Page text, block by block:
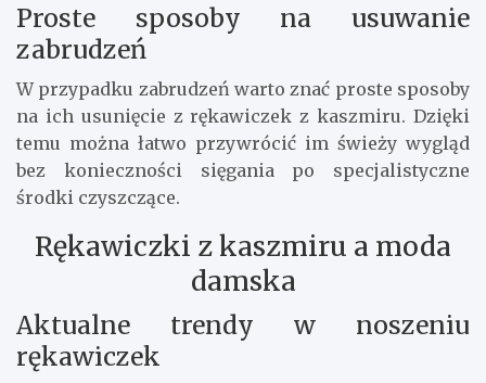
Proste sposoby na usuwanie
zabrudzeń
W przypadku zabrudzeń warto znać proste sposoby
na ich usunięcie z rękawiczek z kaszmiru. Dzięki
temu można łatwo przywrócić im świeży wygląd
bez konieczności sięgania po specjalistyczne
środki czyszczące.
Rękawiczki z kaszmiru a moda
damska
Aktualne trendy w noszeniu
rękawiczek